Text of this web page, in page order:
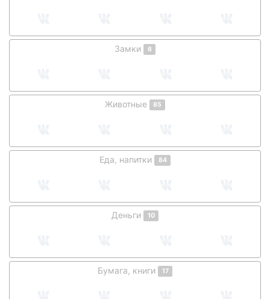
Замки 6
Животные 85
Еда, напитки 84
Деньги 10
Бумага, книги 17